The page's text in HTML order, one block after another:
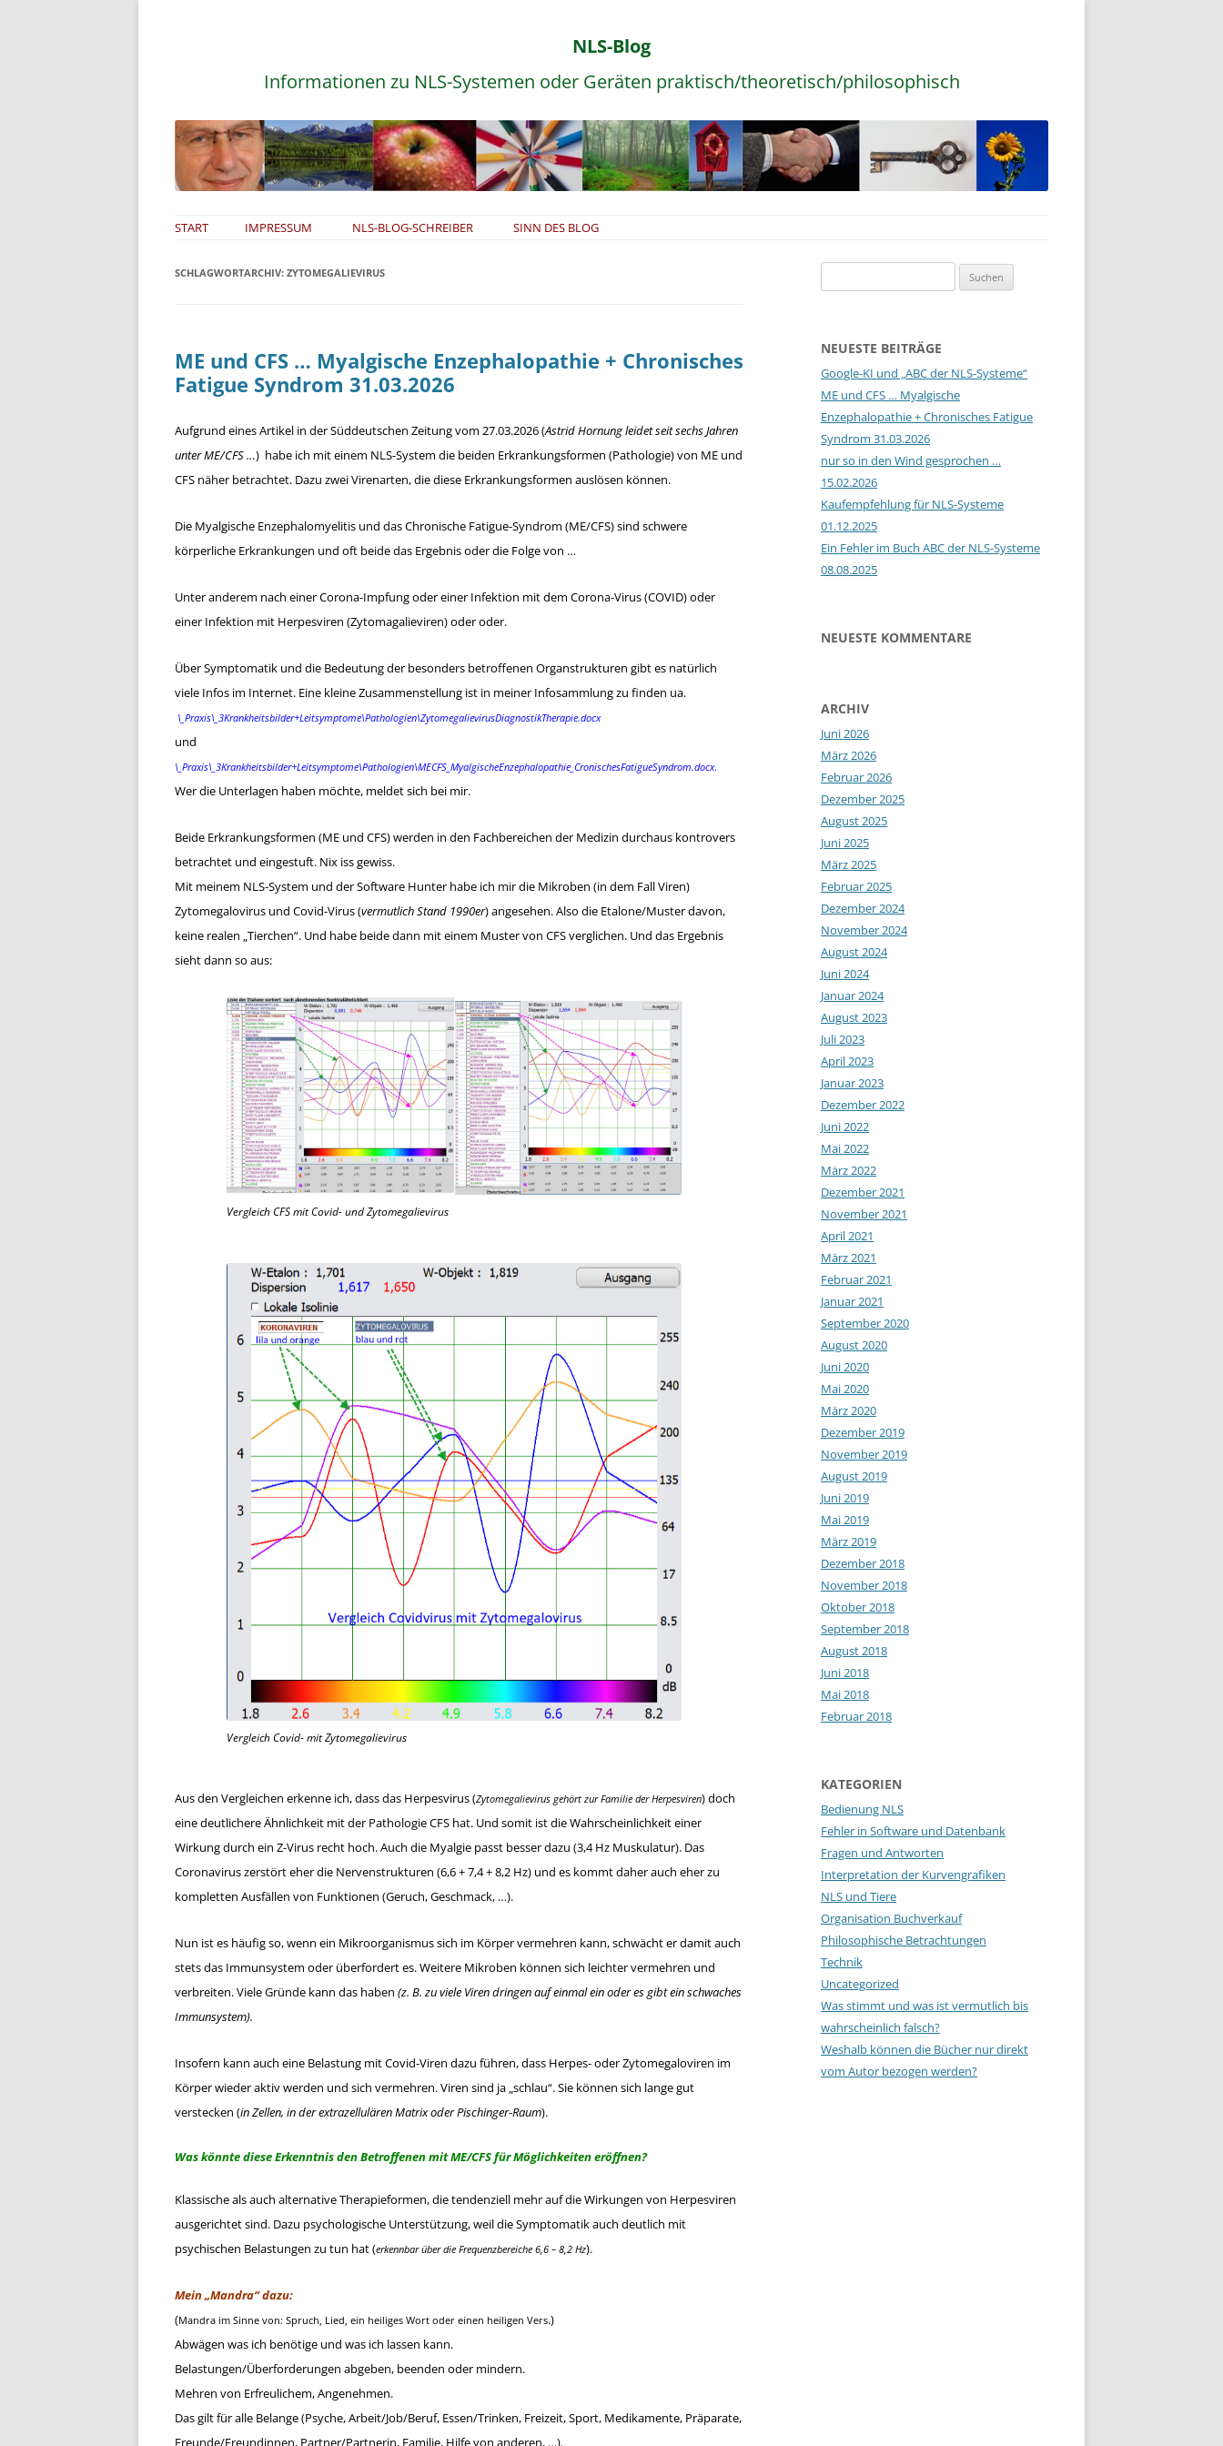
NLS-Blog
Informationen zu NLS-Systemen oder Geräten praktisch/theoretisch/philosophisch
START IMPRESSUM NLS-BLOG-SCHREIBER SINN DES BLOG
SCHLAGWORTARCHIV: ZYTOMEGALIEVIRUS
ME und CFS … Myalgische Enzephalopathie + Chronisches
Fatigue Syndrom 31.03.2026
Aufgrund eines Artikel in der Süddeutschen Zeitung vom 27.03.2026 (Astrid Hornung leidet seit sechs Jahren
unter ME/CFS …) habe ich mit einem NLS-System die beiden Erkrankungsformen (Pathologie) von ME und
CFS näher betrachtet. Dazu zwei Virenarten, die diese Erkrankungsformen auslösen können.
Die Myalgische Enzephalomyelitis und das Chronische Fatigue-Syndrom (ME/CFS) sind schwere
körperliche Erkrankungen und oft beide das Ergebnis oder die Folge von …
Unter anderem nach einer Corona-Impfung oder einer Infektion mit dem Corona-Virus (COVID) oder
einer Infektion mit Herpesviren (Zytomagalieviren) oder oder.
Über Symptomatik und die Bedeutung der besonders betroffenen Organstrukturen gibt es natürlich
viele Infos im Internet. Eine kleine Zusammenstellung ist in meiner Infosammlung zu finden ua.
\_Praxis\_3Krankheitsbilder+Leitsymptome\Pathologien\ZytomegalievirusDiagnostikTherapie.docx
und
\_Praxis\_3Krankheitsbilder+Leitsymptome\Pathologien\MECFS_MyalgischeEnzephalopathie_CronischesFatigueSyndrom.docx.
Wer die Unterlagen haben möchte, meldet sich bei mir.
Beide Erkrankungsformen (ME und CFS) werden in den Fachbereichen der Medizin durchaus kontrovers
betrachtet und eingestuft. Nix iss gewiss.
Mit meinem NLS-System und der Software Hunter habe ich mir die Mikroben (in dem Fall Viren)
Zytomegalovirus und Covid-Virus (vermutlich Stand 1990er) angesehen. Also die Etalone/Muster davon,
keine realen „Tierchen“. Und habe beide dann mit einem Muster von CFS verglichen. Und das Ergebnis
sieht dann so aus:
Vergleich CFS mit Covid- und Zytomegalievirus
Vergleich Covid- mit Zytomegalievirus
Aus den Vergleichen erkenne ich, dass das Herpesvirus (Zytomegalievirus gehört zur Familie der Herpesviren) doch
eine deutlichere Ähnlichkeit mit der Pathologie CFS hat. Und somit ist die Wahrscheinlichkeit einer
Wirkung durch ein Z-Virus recht hoch. Auch die Myalgie passt besser dazu (3,4 Hz Muskulatur). Das
Coronavirus zerstört eher die Nervenstrukturen (6,6 + 7,4 + 8,2 Hz) und es kommt daher auch eher zu
kompletten Ausfällen von Funktionen (Geruch, Geschmack, …).
Nun ist es häufig so, wenn ein Mikroorganismus sich im Körper vermehren kann, schwächt er damit auch
stets das Immunsystem oder überfordert es. Weitere Mikroben können sich leichter vermehren und
verbreiten. Viele Gründe kann das haben (z. B. zu viele Viren dringen auf einmal ein oder es gibt ein schwaches
Immunsystem).
Insofern kann auch eine Belastung mit Covid-Viren dazu führen, dass Herpes- oder Zytomegaloviren im
Körper wieder aktiv werden und sich vermehren. Viren sind ja „schlau“. Sie können sich lange gut
verstecken (in Zellen, in der extrazellulären Matrix oder Pischinger-Raum).
Was könnte diese Erkenntnis den Betroffenen mit ME/CFS für Möglichkeiten eröffnen?
Klassische als auch alternative Therapieformen, die tendenziell mehr auf die Wirkungen von Herpesviren
ausgerichtet sind. Dazu psychologische Unterstützung, weil die Symptomatik auch deutlich mit
psychischen Belastungen zu tun hat (erkennbar über die Frequenzbereiche 6,6 – 8,2 Hz).
Mein „Mandra“ dazu:
(Mandra im Sinne von: Spruch, Lied, ein heiliges Wort oder einen heiligen Vers.)
Abwägen was ich benötige und was ich lassen kann.
Belastungen/Überforderungen abgeben, beenden oder mindern.
Mehren von Erfreulichem, Angenehmen.
Das gilt für alle Belange (Psyche, Arbeit/Job/Beruf, Essen/Trinken, Freizeit, Sport, Medikamente, Präparate,
Freunde/Freundinnen, Partner/Partnerin, Familie, Hilfe von anderen, …).
nach:
NEUESTE BEITRÄGE
Google-KI und „ABC der NLS-Systeme“
ME und CFS … Myalgische
Enzephalopathie + Chronisches Fatigue
Syndrom 31.03.2026
nur so in den Wind gesprochen …
15.02.2026
Kaufempfehlung für NLS-Systeme
01.12.2025
Ein Fehler im Buch ABC der NLS-Systeme
08.08.2025
NEUESTE KOMMENTARE
ARCHIV
Juni 2026
März 2026
Februar 2026
Dezember 2025
August 2025
Juni 2025
März 2025
Februar 2025
Dezember 2024
November 2024
August 2024
Juni 2024
Januar 2024
August 2023
Juli 2023
April 2023
Januar 2023
Dezember 2022
Juni 2022
Mai 2022
März 2022
Dezember 2021
November 2021
April 2021
März 2021
Februar 2021
Januar 2021
September 2020
August 2020
Juni 2020
Mai 2020
März 2020
Dezember 2019
November 2019
August 2019
Juni 2019
Mai 2019
März 2019
Dezember 2018
November 2018
Oktober 2018
September 2018
August 2018
Juni 2018
Mai 2018
Februar 2018
KATEGORIEN
Bedienung NLS
Fehler in Software und Datenbank
Fragen und Antworten
Interpretation der Kurvengrafiken
NLS und Tiere
Organisation Buchverkauf
Philosophische Betrachtungen
Technik
Uncategorized
Was stimmt und was ist vermutlich bis
wahrscheinlich falsch?
Weshalb können die Bücher nur direkt
vom Autor bezogen werden?